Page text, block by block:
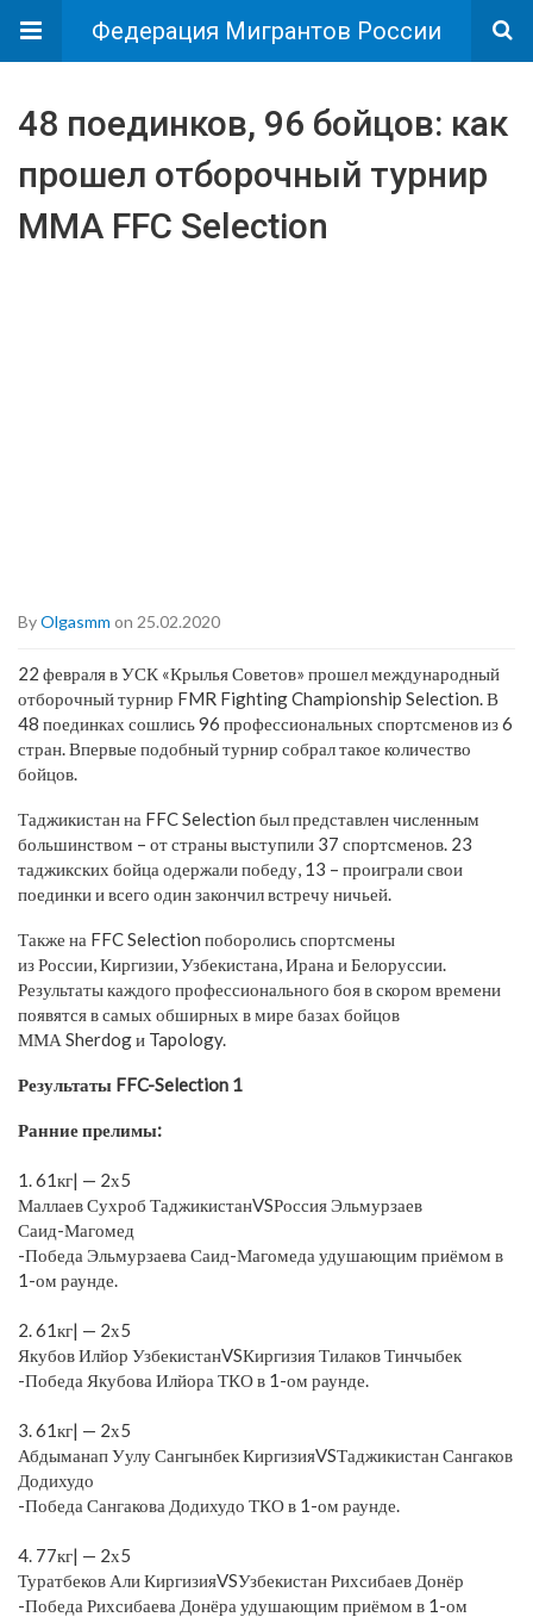
Федерация Мигрантов России
48 поединков, 96 бойцов: как
прошел отборочный турнир
MMA FFC Selection
ByOlgasmm on 25.02.2020
22 февраля в УСК «Крылья Советов» прошел международный
отборочный турнир FMR Fighting Championship Selection. В
48 поединках сошлись 96 профессиональных спортсменов из 6
стран. Впервые подобный турнир собрал такое количество
бойцов.
Таджикистан на FFC Selection был представлен численным
большинством – от страны выступили 37 спортсменов. 23
таджикских бойца одержали победу, 13 – проиграли свои
поединки и всего один закончил встречу ничьей.
Также на FFC Selection поборолись спортсмены
изРоссии,Киргизии,Узбекистана, Ирана и Белоруссии.
Результаты каждого профессионального боя в скором времени
появятся в самых обширных в мире базах бойцов
ММА Sherdog и Tapology.
Результаты FFC-Selection 1
Ранние прелимы:
1. 61кг| — 2х5
Маллаев Сухроб ТаджикистанVSРоссия Эльмурзаев
Саид-Магомед
-Победа Эльмурзаева Саид-Магомеда удушающим приёмом в
1-ом раунде.
2. 61кг| — 2х5
Якубов Илйор УзбекистанVSКиргизия Тилаков Тинчыбек
-Победа Якубова Илйора ТКО в 1-ом раунде.
3. 61кг| — 2х5
Абдыманап Уулу Сангынбек КиргизияVSТаджикистан Сангаков
Додихудо
-Победа Сангакова Додихудо ТКО в 1-ом раунде.
4. 77кг| — 2х5
Туратбеков Али КиргизияVSУзбекистан Рихсибаев Донёр
-Победа Рихсибаева Донёра удушающим приёмом в 1-ом